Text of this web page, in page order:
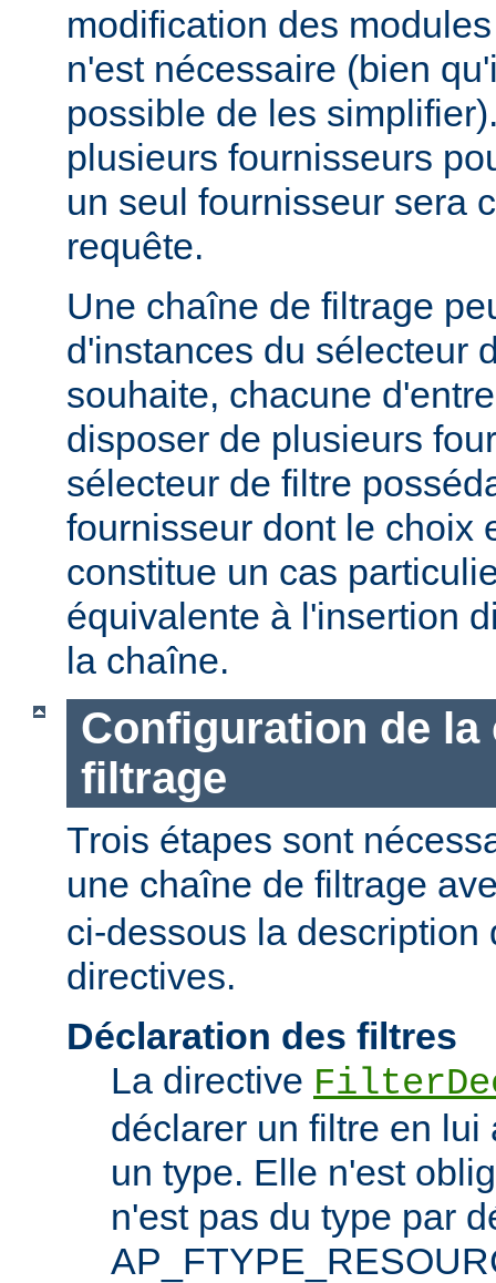
modification des
n'est nécessaire (bien
possible de les
plusieurs fournisseurs
un seul fournisseur sera
requête.
Une chaîne de filtrage
d'instances du sélecteur
souhaite, chacune
disposer de plusieurs
sélecteur de filtre
fournisseur dont le choix
constitue un cas
équivalente à l'insertion
la chaîne.
Configuration de la
filtrage
Trois étapes sont
une chaîne de filtrage
ci-dessous la description
directives.
Déclaration des filtres
La directive
déclarer un filtre en
un type. Elle n'est
n'est pas du type par